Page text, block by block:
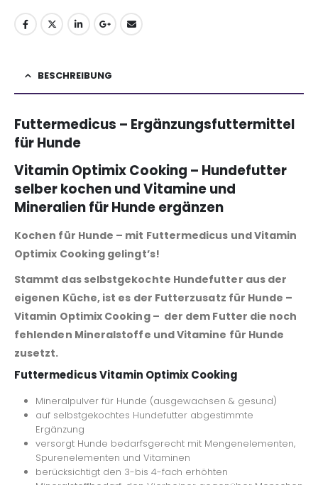
BESCHREIBUNG
Futtermedicus – Ergänzungsfuttermittel
für Hunde
Vitamin Optimix Cooking – Hundefutter
selber kochen und Vitamine und
Mineralien für Hunde ergänzen
Kochen für Hunde – mit Futtermedicus und Vitamin
Optimix Cooking gelingt’s!
Stammt das selbstgekochte Hundefutter aus der
eigenen Küche, ist es der Futterzusatz für Hunde –
Vitamin Optimix Cooking – der dem Futter die noch
fehlenden Mineralstoffe und Vitamine für Hunde
zusetzt.
Futtermedicus Vitamin Optimix Cooking
Mineralpulver für Hunde (ausgewachsen & gesund)
auf selbstgekochtes Hundefutter abgestimmte
Ergänzung
versorgt Hunde bedarfsgerecht mit Mengenelementen,
Spurenelementen und Vitaminen
berücksichtigt den 3-bis 4-fach erhöhten